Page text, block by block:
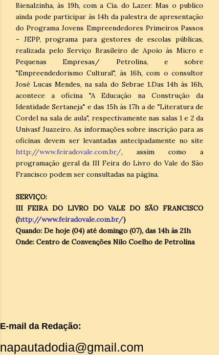
Bienalzinha, às 19h, com a Cia. do Lazer. Mas o publico
ainda pode participar às 14h da palestra de apresentação
do Programa Jovens Empreendedores Primeiros Passos
– JEPP, programa para gestores de escolas públicas,
realizada pelo Serviço Brasileiro de Apoio às Micro e
Pequenas Empresas/ Petrolina, e sobre
"Empreendedorismo Cultural", às 16h, com o consultor
José Lucas Mendes, na sala do Sebrae 1.Das 14h às 16h,
acontece a oficina "A Educação na Construção da
Identidade Sertaneja" e das 15h às 17h a de "Literatura de
Cordel na sala de aula", respectivamente nas salas 1 e 2 da
Univasf Juazeiro. As informações sobre inscrição para as
oficinas devem ser levantadas antecipadamente no site
http://www.feiradovale.com.br/, assim como a
programação geral da III Feira do Livro do Vale do São
Francisco podem ser consultadas na página.
SERVIÇO:
III FEIRA DO LIVRO DO VALE DO SÃO FRANCISCO
(http://www.feiradovale.com.br/)
Quando: De hoje (04) até domingo (07), das 14h às 21h
Onde: Centro de Convenções Nilo Coelho de Petrolina
E-mail da Redação:
napautadodia@gmail.com